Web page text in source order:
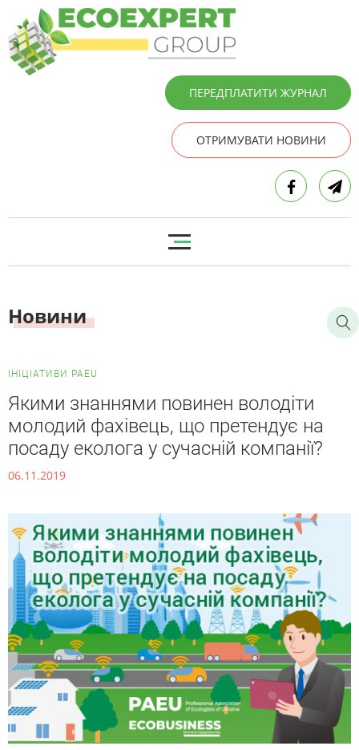
ПЕРЕДПЛАТИТИ ЖУРНАЛ
ОТРИМУВАТИ НОВИНИ
Новини
ІНІЦІАТИВИ PAEU
Якими знаннями повинен володіти
молодий фахівець, що претендує на
посаду еколога у сучасній компанії?
06.11.2019